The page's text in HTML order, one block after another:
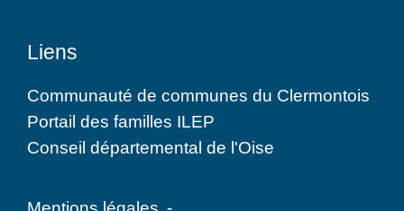
Liens
Communauté de communes du Clermontois
Portail des familles ILEP
Conseil départemental de l'Oise